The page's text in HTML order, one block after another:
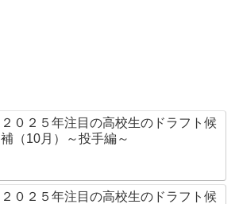
２０２５年注目の高校生のドラフト候
補（10月）～投手編～
２０２５年注目の高校生のドラフト候